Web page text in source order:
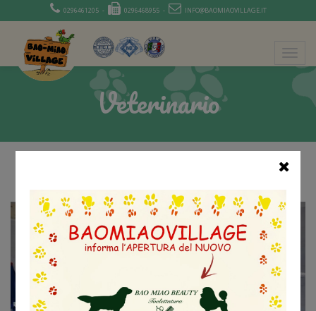
0296461205 - 0296468955 - INFO@BAOMIAOVILLAGE.IT
Veterinario